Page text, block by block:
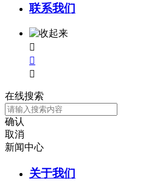
联系我们



在线搜索
确认
取消
新闻中心
关于我们